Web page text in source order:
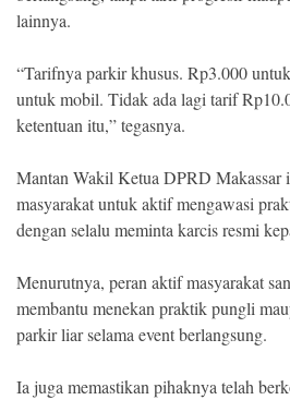
lainnya.
“Tarifnya parkir khusus. Rp3.000
untuk mobil. Tidak ada lagi tarif
ketentuan itu,” tegasnya.
Mantan Wakil Ketua DPRD Makassar
masyarakat untuk aktif mengawasi
dengan selalu meminta karcis resmi
Menurutnya, peran aktif masyarakat
membantu menekan praktik pungli
parkir liar selama event berlangsung.
Ia juga memastikan pihaknya telah